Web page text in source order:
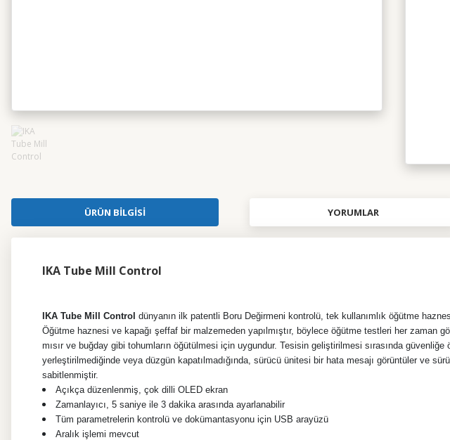
ÜRÜN BILGISI YORUMLAR
IKA Tube Mill Control
IKA Tube Mill Control dünyanın ilk patentli Boru Değirmeni kontrolü, tek kullanımlık öğütme
Öğütme haznesi ve kapağı şeffaf bir malzemeden yapılmıştır, böylece öğütme testleri her zaman
mısır ve buğday gibi tohumların öğütülmesi için uygundur. Tesisin geliştirilmesi sırasında
yerleştirilmediğinde veya düzgün kapatılmadığında, sürücü ünitesi bir hata mesajı görüntüler ve
sabitlenmiştir.
Açıkça düzenlenmiş, çok dilli OLED ekran
Zamanlayıcı, 5 saniye ile 3 dakika arasında ayarlanabilir
Tüm parametrelerin kontrolü ve dokümantasyonu için USB arayüzü
Aralık işlemi mevcut